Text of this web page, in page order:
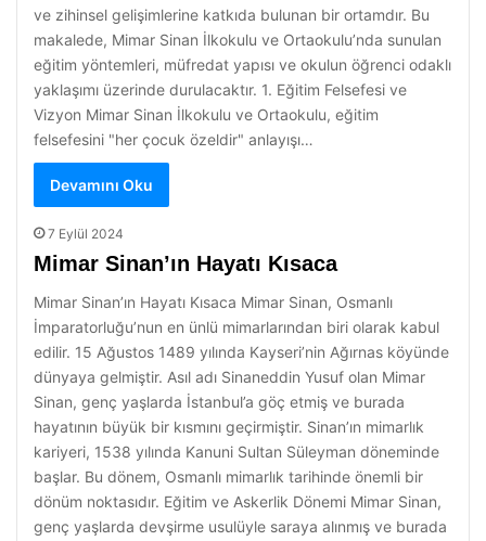
ve zihinsel gelişimlerine katkıda bulunan bir ortamdır. Bu
makalede, Mimar Sinan İlkokulu ve Ortaokulu’nda sunulan
eğitim yöntemleri, müfredat yapısı ve okulun öğrenci odaklı
yaklaşımı üzerinde durulacaktır. 1. Eğitim Felsefesi ve
Vizyon Mimar Sinan İlkokulu ve Ortaokulu, eğitim
felsefesini "her çocuk özeldir" anlayışı…
Devamını Oku
7 Eylül 2024
Mimar Sinan’ın Hayatı Kısaca
Mimar Sinan’ın Hayatı Kısaca Mimar Sinan, Osmanlı
İmparatorluğu’nun en ünlü mimarlarından biri olarak kabul
edilir. 15 Ağustos 1489 yılında Kayseri’nin Ağırnas köyünde
dünyaya gelmiştir. Asıl adı Sinaneddin Yusuf olan Mimar
Sinan, genç yaşlarda İstanbul’a göç etmiş ve burada
hayatının büyük bir kısmını geçirmiştir. Sinan’ın mimarlık
kariyeri, 1538 yılında Kanuni Sultan Süleyman döneminde
başlar. Bu dönem, Osmanlı mimarlık tarihinde önemli bir
dönüm noktasıdır. Eğitim ve Askerlik Dönemi Mimar Sinan,
genç yaşlarda devşirme usulüyle saraya alınmış ve burada